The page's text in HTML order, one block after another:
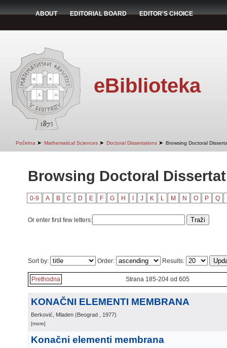
ABOUT EDITORIAL BOARD EDITOR'S CHOICE
eBiblioteka
Početna ➤ Mathematical Sciences ➤ Doctoral Dissertations ➤ Browsing Doctoral
Browsing Doctoral
0-9 A B C D E F G H J K L M N O P Q
Or enter first few letters:
Sort by: Order: Results:
Prethodna Strana 185-204 od 605
KONAČNI ELEMENTI MEMBRANA
Berković, Mladen (Beograd , 1977)
[more]
Konačni elementi membrana